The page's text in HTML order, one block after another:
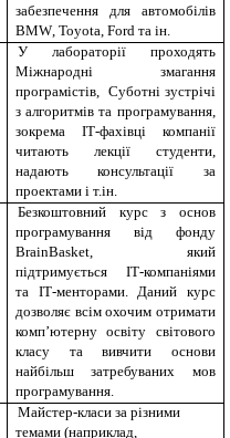
забезпечення для автомобілів
BMW ,Toyota ,Fordта ін.
У лабораторії проходять
Міжнародні змагання
програмістів, Суботні зустрічі
з алгоритмів та програмування,
зокрема ІТ-фахівці компанії
читають лекції студенти,
надають консультації за
проектами і т.ін.
Безкоштовний курс з основ
програмування від фонду
BrainBasket, який
підтримується ІТ-компаніями
та ІТ-менторами. Даний курс
дозволяє всім охочим отримати
комп’ютерну освіту світового
класу та вивчити основи
найбільш затребуваних мов
програмування.
Майстер-класи за різними
темами (наприклад,